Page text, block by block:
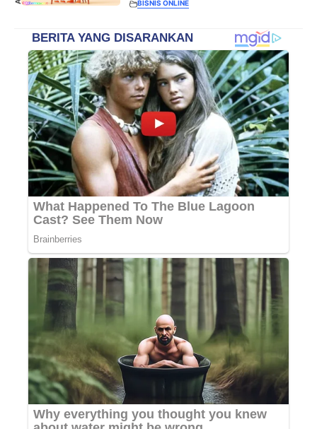
BISNIS ONLINE